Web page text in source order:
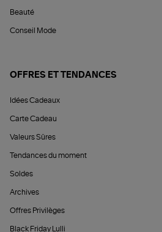
Beauté
Conseil Mode
OFFRES ET TENDANCES
Idées Cadeaux
Carte Cadeau
Valeurs Sûres
Tendances du moment
Soldes
Archives
Offres Privilèges
Black Friday Lulli